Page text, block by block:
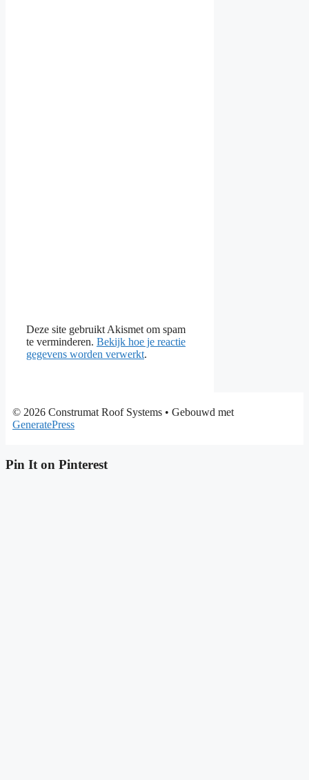
Deze site gebruikt Akismet om spam
te verminderen. Bekijk hoe je reactie
gegevens worden verwerkt.
© 2026 Construmat Roof Systems • Gebouwd met
GeneratePress
Pin It on Pinterest